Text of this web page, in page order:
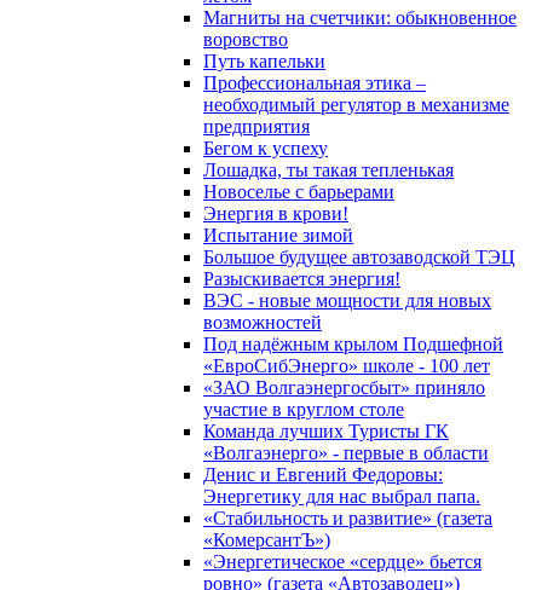
Магниты на счетчики: обыкновенное
воровство
Путь капельки
Профессиональная этика –
необходимый регулятор в механизме
предприятия
Бегом к успеху
Лошадка, ты такая тепленькая
Новоселье с барьерами
Энергия в крови!
Испытание зимой
Большое будущее автозаводской ТЭЦ
Разыскивается энергия!
ВЭС - новые мощности для новых
возможностей
Под надёжным крылом Подшефной
«ЕвроСибЭнерго» школе - 100 лет
«ЗАО Волгаэнергосбыт» приняло
участие в круглом столе
Команда лучших Туристы ГК
«Волгаэнерго» - первые в области
Денис и Евгений Федоровы:
Энергетику для нас выбрал папа.
«Стабильность и развитие» (газета
«КомерсантЪ»)
«Энергетическое «сердце» бьется
ровно» (газета «Автозаводец»)